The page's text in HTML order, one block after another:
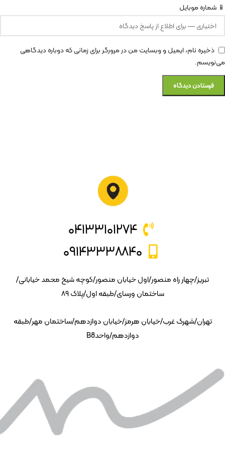
📱 شماره موبایل
ذخیره نام، ایمیل و وبسایت من در مرورگر برای زمانی که دوباره دیدگاهی
می‌نویسم.
۰۴۱۳۳۱۰۱۲۷۴
۰۹۱۴۳۳۳۸۸۴۰
تبریز/چهار راه منصور/اول خیابان منصور/کوچه شیخ محمد خیابانی/
ساختمان ورسای/طبقه اول/پلاک ۸۹
تهران/شهرک غرب/خیابان هرمز/خیابان دوازدهم/ساختمان مهر/طبقه
دوازدهم/واحدB8